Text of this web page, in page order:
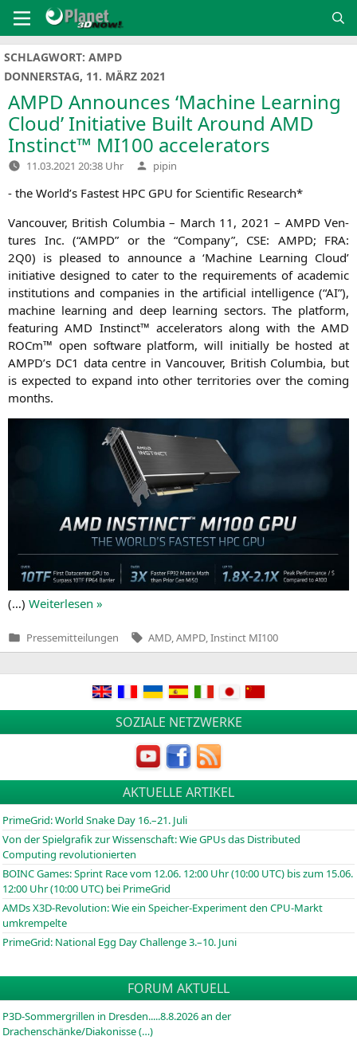
Inhalt
springen
SCHLAGWORT: AMPD
DONNERSTAG, 11. MÄRZ 2021
AMPD Announces ‘Machine Learning
Cloud’ Initiative Built Around AMD
Instinct™ MI100 accelerators
11.03.2021 20:38 Uhr Verfasst
von
pipin
- the World’s Fas­test HPC GPU for Sci­en­ti­fic Research*
Van­cou­ver, Bri­tish Colum­bia – March 11, 2021 – AMPD Ven­
tures Inc. (“AMPD” or the “Com­pa­ny”, CSE: AMPD; FRA:
2Q0) is plea­sed to announ­ce a ‘Machi­ne Lear­ning Cloud’
initia­ti­ve desi­gned to cater to the requi­re­ments of aca­de­mic
insti­tu­ti­ons and com­pa­nies in the arti­fi­ci­al intel­li­gence (“AI”),
machi­ne lear­ning and deep lear­ning sec­tors. The plat­form,
fea­turingAMD Instinct™ acce­le­ra­tors along with theAMD
ROCm™ open soft­ware plat­form, will initi­al­ly be hos­ted at
AMPD’s DC1 data cent­re in Van­cou­ver, Bri­tish Colum­bia, but
is expec­ted to expand into other ter­ri­to­ries over the coming
months.
(…) Wei­ter­le­sen »
Veröffentlicht
in
Pressemitteilungen Tags:
AMD,AMPD,Instinct MI100
SOZIALE NETZWERKE
AKTUELLE ARTIKEL
PrimeGrid: World Snake Day 16.–21. Juli
Von der Spielgrafik zur Wissenschaft: Wie GPUs das Distributed
Computing revolutionierten
BOINCGames: Sprint Race vom 12.06. 12:00 Uhr (10:00 UTC) bis zum 15.06.
12:00 Uhr (10:00 UTC) bei PrimeGrid
AMDs X3D-Revolution: Wie ein Speicher-Experiment den CPU-Markt
umkrempelte
PrimeGrid: National Egg Day Challenge 3.–10. Juni
FORUM AKTUELL
P3D-Sommergrillen in Dresden.....8.8.2026 an der
Drachenschänke/Diakonisse (…)